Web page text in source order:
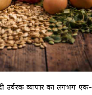
उर्वरक व्यापार का लगभग एक-